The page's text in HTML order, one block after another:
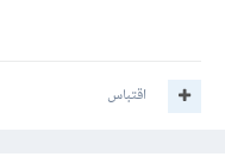
اقتباس